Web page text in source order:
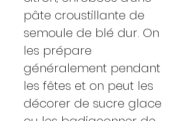
pâte croustillante de
semoule de blé dur. On
les prépare
généralement pendant
les fêtes et on peut les
décorer de sucre glace